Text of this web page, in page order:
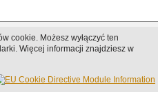
cookie. Możesz wyłączyć ten
Więcej informacji znajdziesz w